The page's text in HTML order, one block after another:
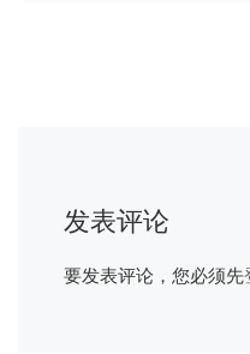
发表评论
要发表评论，您必须先